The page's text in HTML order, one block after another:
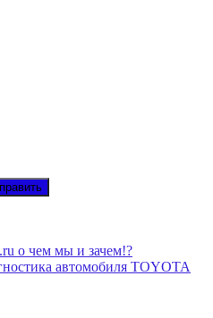
о чем мы и зачем!?
автомобиля TOYOTA